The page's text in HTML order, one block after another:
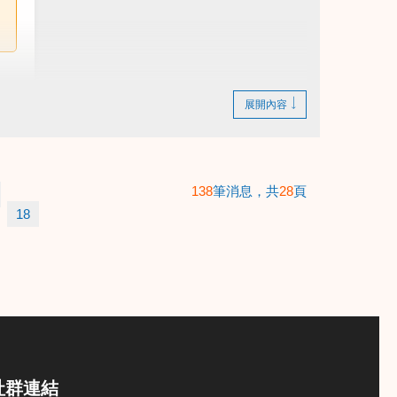
展開內容
18
138筆消息，共28頁
群連結